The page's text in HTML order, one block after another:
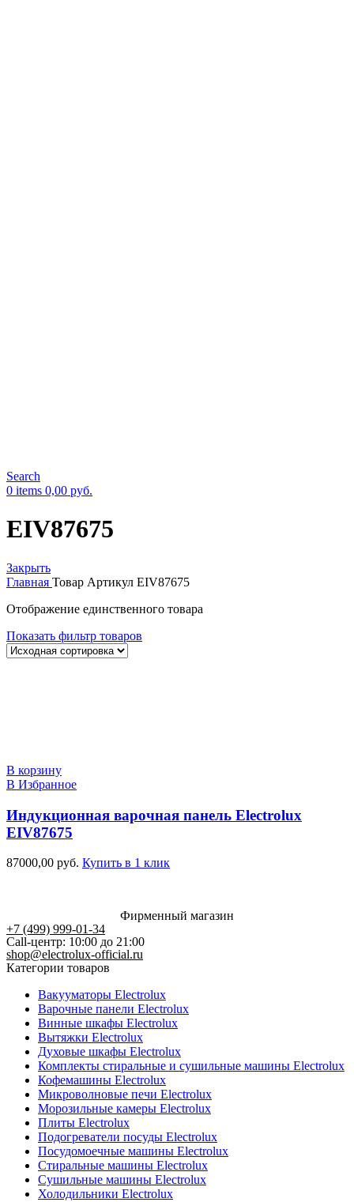
Search
0 items 0,00 руб.
EIV87675
Закрыть
Главная Товар Артикул EIV87675
Отображение единственного товара
Показать фильтр товаров
В корзину
В Избранное
Индукционная варочная панель Electrolux
EIV87675
87000,00 руб. Купить в 1 клик
Фирменный магазин
+7 (499) 999-01-34
Call-центр: 10:00 до 21:00
shop@electrolux-official.ru
Категории товаров
Вакууматоры Electrolux
Варочные панели Electrolux
Винные шкафы Electrolux
Вытяжки Electrolux
Духовые шкафы Electrolux
Комплекты стиральные и сушильные машины Electrolux
Кофемашины Electrolux
Микроволновые печи Electrolux
Морозильные камеры Electrolux
Плиты Electrolux
Подогреватели посуды Electrolux
Посудомоечные машины Electrolux
Стиральные машины Electrolux
Сушильные машины Electrolux
Холодильники Electrolux